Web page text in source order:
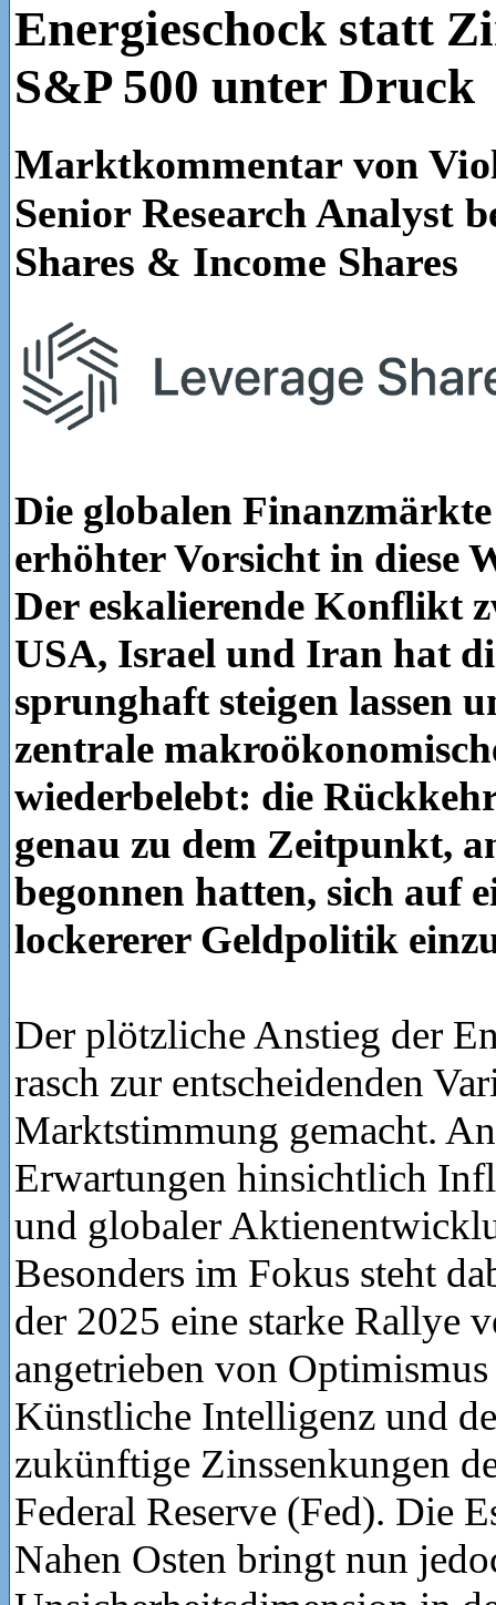
Energieschock statt
S&P 500 unter Druck
Marktkommentar von
Senior Research Analyst
Shares & Income Shares
Die globalen
erhöhter Vorsicht in diese
Der eskalierende Konflikt
USA, Israel und Iran hat
sprunghaft steigen lassen
zentrale
wiederbelebt: die
genau zu dem Zeitpunkt,
begonnen hatten, sich auf
lockererer Geldpolitik
Der plötzliche Anstieg der
rasch zur entscheidenden
Marktstimmung gemacht.
Erwartungen hinsichtlich
und globaler
Besonders im Fokus steht
der 2025 eine starke Rallye
angetrieben von
Künstliche Intelligenz und
zukünftige Zinssenkungen
Federal Reserve (Fed). Die
Nahen Osten bringt nun